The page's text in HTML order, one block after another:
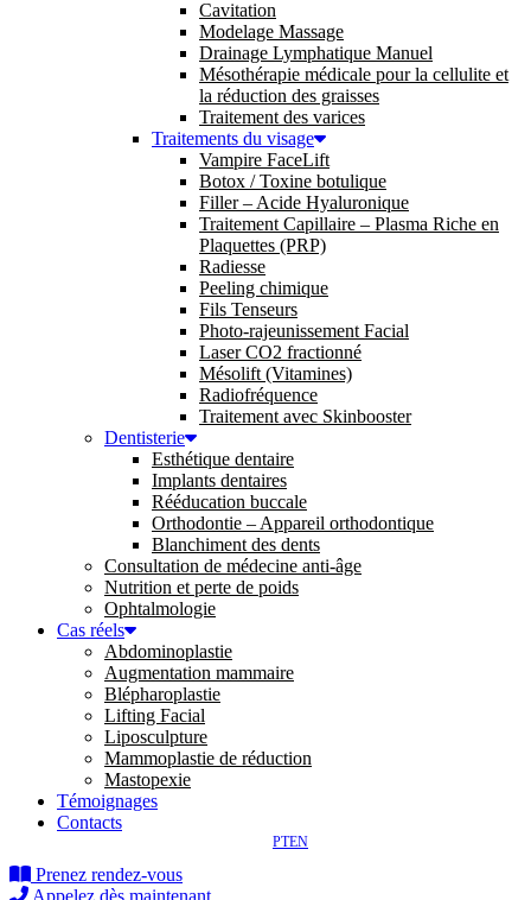
Cavitation
Modelage Massage
Drainage Lymphatique Manuel
Mésothérapie médicale pour la cellulite et
la réduction des graisses
Traitement des varices
Traitements du visage
Vampire FaceLift
Botox / Toxine botulique
Filler – Acide Hyaluronique
Traitement Capillaire – Plasma Riche en
Plaquettes (PRP)
Radiesse
Peeling chimique
Fils Tenseurs
Photo-rajeunissement Facial
Laser CO2 fractionné
Mésolift (Vitamines)
Radiofréquence
Traitement avec Skinbooster
Dentisterie
Esthétique dentaire
Implants dentaires
Rééducation buccale
Orthodontie – Appareil orthodontique
Blanchiment des dents
Consultation de médecine anti-âge
Nutrition et perte de poids
Ophtalmologie
Cas réels
Abdominoplastie
Augmentation mammaire
Blépharoplastie
Lifting Facial
Liposculpture
Mammoplastie de réduction
Mastopexie
Témoignages
Contacts
PTEN
Prenez rendez-vous
Appelez dès maintenant